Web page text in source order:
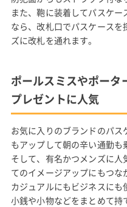
また、鞄に装着してパスケ
なら、改札口でパスケース
ズに改札を通れます。
ポールスミスやポータ
プレゼントに人気
お気に入りのブランドのパ
もアップして朝の辛い通勤も
そして、有名かつメンズに
てのイメージアップにもつな
カジュアルにもビジネスにも
小銭や小物などをまとめて持